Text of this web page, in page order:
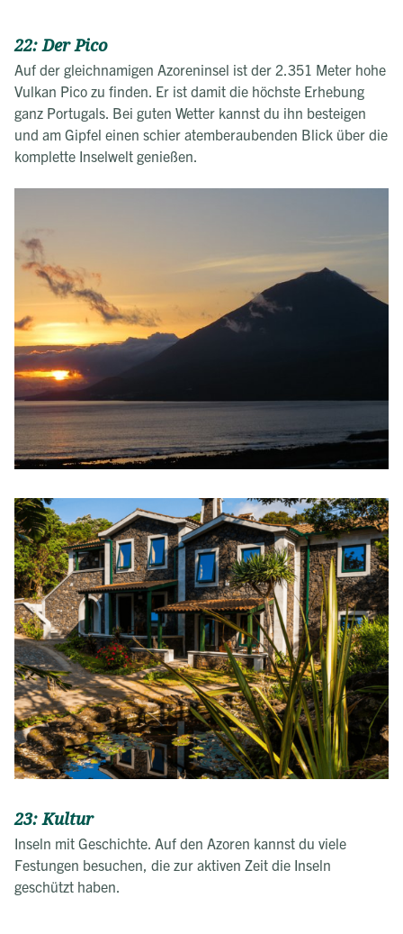
22: Der Pico
Auf der gleichnamigen Azoreninsel ist der 2.351 Meter hohe
Vulkan Pico zu finden. Er ist damit die höchste Erhebung
ganz Portugals. Bei guten Wetter kannst du ihn besteigen
und am Gipfel einen schier atemberaubenden Blick über die
komplette Inselwelt genießen.
23: Kultur
Inseln mit Geschichte. Auf den Azoren kannst du viele
Festungen besuchen, die zur aktiven Zeit die Inseln
geschützt haben.